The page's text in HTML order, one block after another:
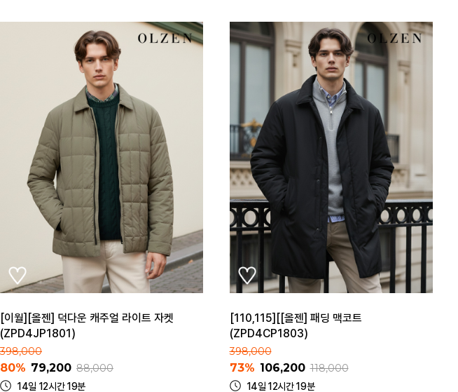
[이월][올젠] 덕다운 캐주얼 라이트 자켓
(ZPD4JP1801)
398,000
80% 79,200 88,000
14일 12시간 19분
[110,115][[올젠] 패딩 맥코트
(ZPD4CP1803)
398,000
73% 106,200 118,000
14일 12시간 19분